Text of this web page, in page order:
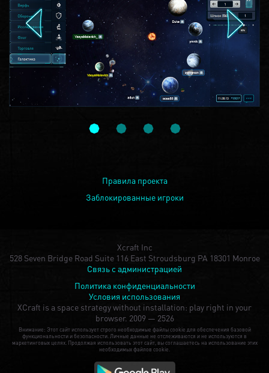
Правила проекта
Заблокированные игроки
Xcraft Inc
528 Seven Bridge Road Suite 116 East Stroudsburg PA 18301 Monroe
Связь с администрацией
Политика конфиденциальности
Условия использования
XCraft is a space strategy without installation: play right in your
browser. 2009 — 2526
Внимание: Этот сайт использует строго необходимые файлы cookie для обеспечения базовой
функциональности и безопасности. Личные данные не отслеживаются и не используются в
маркетинговых целях. Продолжая использовать этот сайт, вы соглашаетесь на использование этих
необходимых файлов cookie.